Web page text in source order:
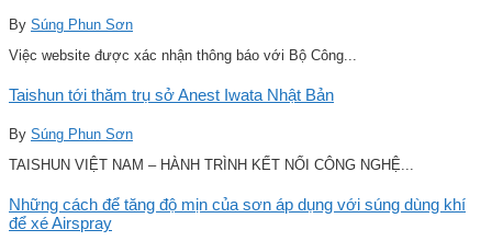
By Súng Phun Sơn
Việc website được xác nhận thông báo với Bộ Công...
Taishun tới thăm trụ sở Anest Iwata Nhật Bản
By Súng Phun Sơn
TAISHUN VIỆT NAM – HÀNH TRÌNH KẾT NỐI CÔNG NGHỆ...
Những cách để tăng độ mịn của sơn áp dụng với súng dùng khí
để xé Airspray